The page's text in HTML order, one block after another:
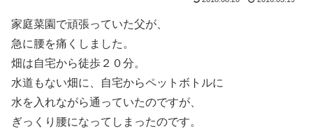
家庭菜園で頑張っていた父が、
急に腰を痛くしました。
畑は自宅から徒歩２０分。
水道もない畑に、自宅からペットボトルに
水を入れながら通っていたのですが、
ぎっくり腰になってしまったのです。